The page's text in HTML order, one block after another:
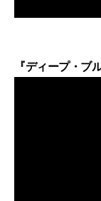
『ディープ・ブ